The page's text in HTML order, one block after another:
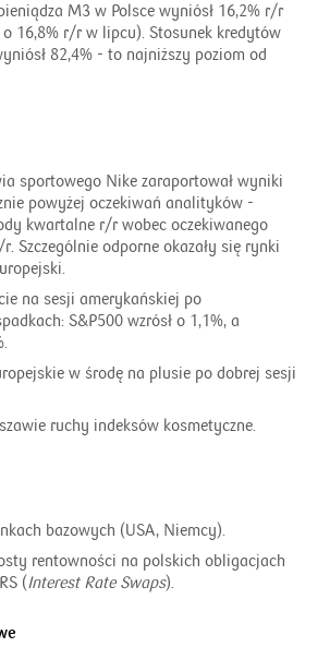
M3 w Polsce wyniósł 16,2% r/r
16,8% r/r w lipcu). Stosunek kredytów
82,4% - to najniższy poziom od
sportowego Nike zaraportował wyniki
powyżej oczekiwań analityków -
kwartalne r/r wobec oczekiwanego
Szczególnie odporne okazały się rynki
na sesji amerykańskiej po
S&P500 wzrósł o 1,1%, a
w środę na plusie po dobrej sesji
ruchy indeksów kosmetyczne.
bazowych (USA, Niemcy).
rentowności na polskich obligacjach
(Interest Rate Swaps).